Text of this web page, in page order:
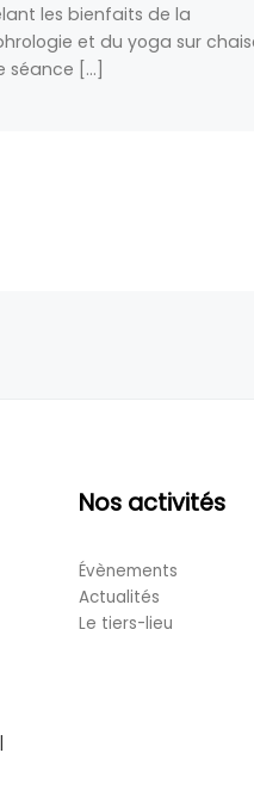
les bienfaits de la
et du yoga sur
séance […]
|
Nos activités
Évènements
Actualités
Le tiers-lieu